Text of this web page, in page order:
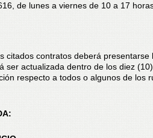
de lunes a viernes de 10 a 17
citados contratos deberá presentarse
ser actualizada dentro de los diez
respecto a todos o algunos de los